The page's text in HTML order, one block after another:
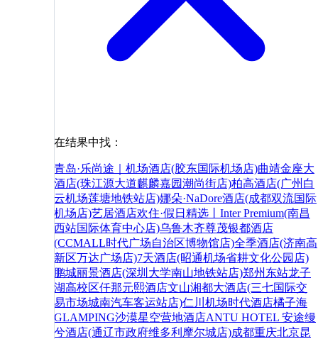
在结果中找：
青岛·乐尚途｜机场酒店(胶东国际机场店)曲靖金座大
酒店(珠江源大道麒麟嘉园潮尚街店)柏高酒店(广州白
云机场莲塘地铁站店)娜朵·NaDore酒店(成都双流国际
机场店)艺居酒店欢住·假日精选丨Inter Premium(南昌
西站国际体育中心店)乌鲁木齐尊茂银都酒店
(CCMALL时代广场自治区博物馆店)全季酒店(济南高
新区万达广场店)7天酒店(昭通机场省耕文化公园店)
鹏城丽景酒店(深圳大学南山地铁站店)郑州东站龙子
湖高校区仟那元熙酒店文山湘都大酒店(三七国际交
易市场城南汽车客运站店)仁川机场时代酒店橘子海
GLAMPING沙漠星空营地酒店ANTU HOTEL 安途缦
兮酒店(通辽市政府维多利摩尔城店)成都重庆北京昆